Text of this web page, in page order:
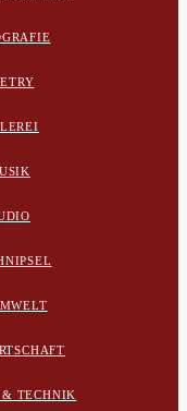
& TECHNIK